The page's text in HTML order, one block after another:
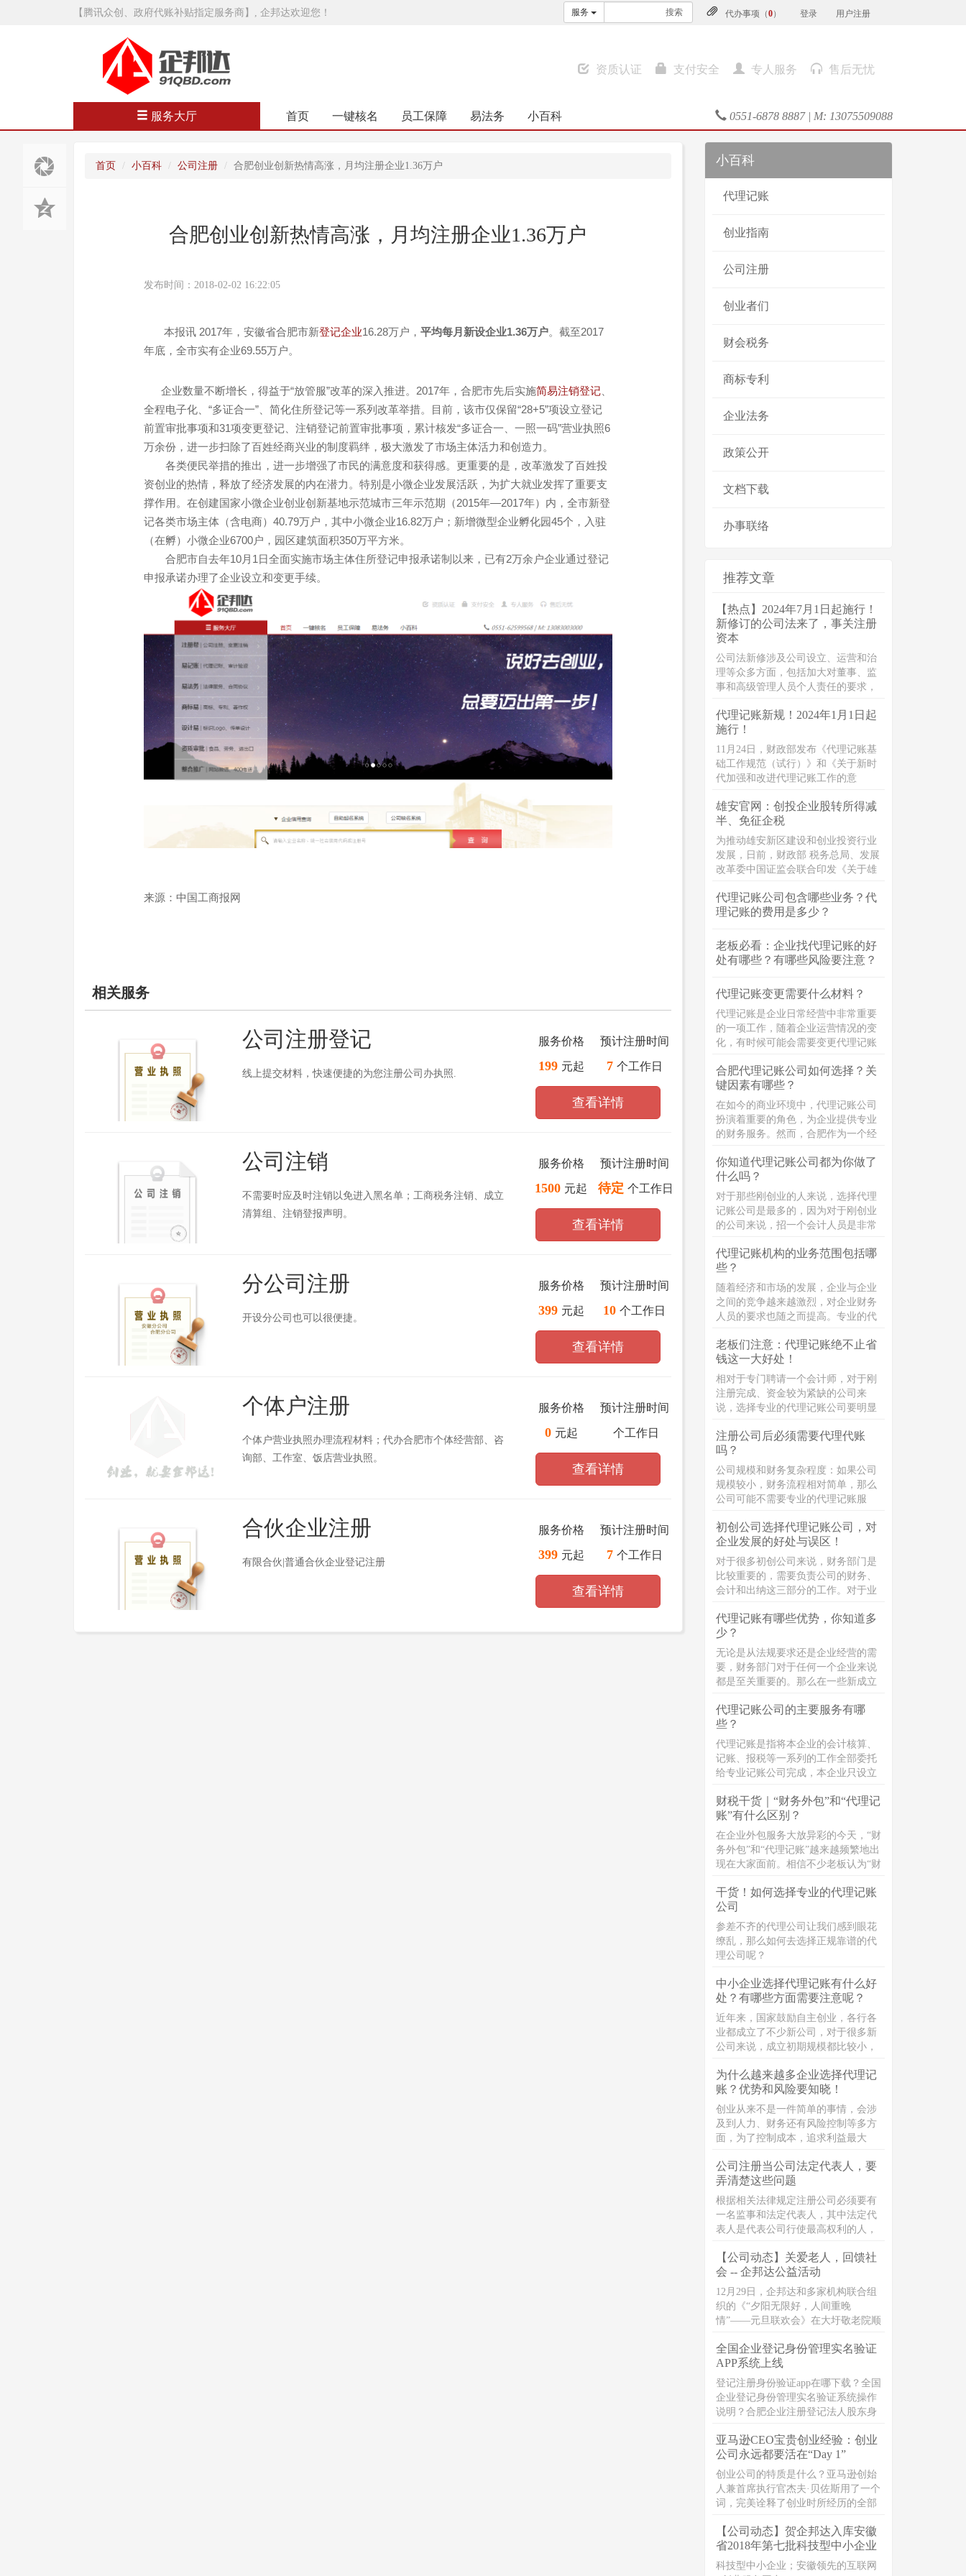
【腾讯众创、政府代账补贴指定服务商】, 企邦达欢迎您！ 代办事项（0） 登录 用户注册
服务 搜索
资质认证 支付安全 专人服务 售后无忧
服务大厅 首页 一键核名 员工保障 易法务 小百科 0551-6878 8887 | M: 13075509088
首页 小百科 公司注册 合肥创业创新热情高涨，月均注册企业1.36万户
合肥创业创新热情高涨，月均注册企业1.36万户
发布时间：2018-02-02 16:22:05
本报讯 2017年，安徽省合肥市新登记企业16.28万户， 平均每月新设企业1.36万户。截至2017
年底，全市实有企业69.55万户。
企业数量不断增长，得益于“放管服”改革的深入推进。2017年，合肥市先后实施简易注销登记、
全程电子化、“多证合一”、简化住所登记等一系列改革举措。目前，该市仅保留“28+5”项设立登记
前置审批事项和31项变更登记、注销登记前置审批事项，累计核发“多证合一、一照一码”营业执照6
万余份，进一步扫除了百姓经商兴业的制度羁绊，极大激发了市场主体活力和创造力。
各类便民举措的推出，进一步增强了市民的满意度和获得感。更重要的是，改革激发了百姓投
资创业的热情，释放了经济发展的内在潜力。特别是小微企业发展活跃，为扩大就业发挥了重要支
撑作用。在创建国家小微企业创业创新基地示范城市三年示范期（2015年—2017年）内，全市新登
记各类市场主体（含电商）40.79万户，其中小微企业16.82万户；新增微型企业孵化园45个，入驻
（在孵）小微企业6700户，园区建筑面积350万平方米。
合肥市自去年10月1日全面实施市场主体住所登记申报承诺制以来，已有2万余户企业通过登记
申报承诺办理了企业设立和变更手续。
来源：中国工商报网
相关服务
公司注册登记
线上提交材料，快速便捷的为您注册公司办执照.
服务价格
199 元起
预计注册时间
7 个工作日
查看详情
公司注销
不需要时应及时注销以免进入黑名单；工商税务注销、成立
清算组、注销登报声明。
服务价格
1500 元起
预计注册时间
待定 个工作日
查看详情
分公司注册
开设分公司也可以很便捷。
服务价格
399 元起
预计注册时间
10 个工作日
查看详情
个体户注册
个体户营业执照办理流程材料；代办合肥市个体经营部、咨
询部、工作室、饭店营业执照。
服务价格
0 元起
预计注册时间
个工作日
查看详情
合伙企业注册
有限合伙|普通合伙企业登记注册
服务价格
399 元起
预计注册时间
7 个工作日
查看详情
小百科
代理记账
创业指南
公司注册
创业者们
财会税务
商标专利
企业法务
政策公开
文档下载
办事联络
推荐文章
【热点】2024年7月1日起施行！
新修订的公司法来了，事关注册
资本
公司法新修涉及公司设立、运营和治
理等众多方面，包括加大对董事、监
事和高级管理人员个人责任的要求，
无论公司法人、股东、投资者、中高
管理层都格外关注此次新法对公司经
营乃至公司章程设计的实际影响，无
论是身处其中的法务，还是从事公司
业务的民商事律师，都需要透彻掌握
代理记账新规！2024年1月1日起
施行！
11月24日，财政部发布《代理记账基
础工作规范（试行）》和《关于新时
代加强和改进代理记账工作的意
雄安官网：创投企业股转所得减
半、免征企税
为推动雄安新区建设和创业投资行业
发展，日前，财政部 税务总局、发展
改革委中国证监会联合印发《关于雄
所得税试点政策的通知》（财税
〔2023〕40号）（以下简称《通
有关批复精神，在雄安新区试行公司
型创业投资企业的企业所得税优惠政
代理记账公司包含哪些业务？代
理记账的费用是多少？
老板必看：企业找代理记账的好
处有哪些？有哪些风险要注意？
代理记账变更需要什么材料？
代理记账是企业日常经营中非常重要
的一项工作，随着企业运营情况的变
化，有时候可能会需要变更代理记账
要准备哪些材料呢？接下来，小编将
为大家详细介绍！
合肥代理记账公司如何选择？关
键因素有哪些？
在如今的商业环境中，代理记账公司
扮演着重要的角色，为企业提供专业
的财务服务。然而，合肥作为一个经
如何选择一家优秀的代理记账公司成
为了许多企业主的难题。本文将详细
介绍选择合肥代理记账公司时需要考
虑的关键方面，帮助企业主做出明智
的决策。
你知道代理记账公司都为你做了
什么吗？
对于那些刚创业的人来说，选择代理
记账公司是最多的，因为对于刚创业
的公司来说，招一个会计人员是非常
司，选择代理记账你知道，代理记账
公司都为你做了什么吗？
代理记账机构的业务范围包括哪
些？
随着经济和市场的发展，企业与企业
之间的竞争越来越激烈，对企业财务
人员的要求也随之而提高。专业的代
对市场的风险和不确定因素作出合理
的判断，适应市场和经济的需要。那
么，代理记账机构的业务范围包括哪
些?接下来，企常青为您整理介绍：
老板们注意：代理记账绝不止省
钱这一大好处！
相对于专门聘请一个会计师，对于刚
注册完成、资金较为紧缺的公司来
说，选择专业的代理记账公司要明显
气，相应地会导致公司经营的业务较
少。如果聘请一个专职的会计师，除
了要支付几千块钱的工资以外，还得
为其缴纳社保，跟
注册公司后必须需要代理代账
吗？
公司规模和财务复杂程度：如果公司
规模较小，财务流程相对简单，那么
公司可能不需要专业的代理记账服
流程较为复杂，那么聘请专业的代理
记账公司可能会更加合适。
初创公司选择代理记账公司，对
企业发展的好处与误区！
对于很多初创公司来说，财务部门是
比较重要的，需要负责公司的财务、
会计和出纳这三部分的工作。对于业
能就是一个人来负责，但这显然是不
合规的，会给企业的财务安全带来重
大的安全隐患。财务人员挪用公款炒
股、赌博甚至是打赏主播，近年来也
屡见不鲜。
代理记账有哪些优势，你知道多
少？
无论是从法规要求还是企业经营的需
要，财务部门对于任何一个企业来说
都是至关重要的。那么在一些新成立
模小、业务简单、正处于创业初期会
自然而然地考虑选择招聘一名会计或
是兼职会计;对于规模较大的企业来
说，常常是通过直接招聘会计人员来
组建财务部门进行管理。因此很多企
记账也可称之为财务代理，是指将本
企业的会计核算、记账、报税等一系
完成，本企业只设立出纳人员，负责
日常货币收支业务和财产保管等工
作。
代理记账公司的主要服务有哪
些？
代理记账是指将本企业的会计核算、
记账、报税等一系列的工作全部委托
给专业记账公司完成，本企业只设立
财产保管等工作的管理活动。代理记
账的业务内容主要包括:审核原始凭
证，代制记账凭证，编制会计账簿，
编制会计报表，纳税申报，编制季度
财务分析报告；财税政策推广，财税
财税干货｜“财务外包”和“代理记
账”有什么区别？
在企业外包服务大放异彩的今天，“财
务外包”和“代理记账”越来越频繁地出
现在大家面前。相信不少老板认为“财
务，通过第三方机构打理公司的财
务，两者只是名义上的不同。其
实，“财务外包"和“代理记账"有很大
的区别。
干货！如何选择专业的代理记账
公司
参差不齐的代理公司让我们感到眼花
缭乱，那么如何去选择正规靠谱的代
理公司呢？
中小企业选择代理记账有什么好
处？有哪些方面需要注意呢？
近年来，国家鼓励自主创业，各行各
业都成立了不少新公司，对于很多新
公司来说，成立初期规模都比较小，
系列难题，一些公司还面临较为沉重
的资金压力。对于新成立的公司来
说，为了节约企业经营成本，又保证
企业记账报税质量，把工商税务问题
交给代理记账公司来打理，专业的事
的选择。
为什么越来越多企业选择代理记
账？优势和风险要知晓！
创业从来不是一件简单的事情，会涉
及到人力、财务还有风险控制等多方
面，为了控制成本，追求利益最大
那代理记账是什么呢？
公司注册当公司法定代表人，要
弄清楚这些问题
根据相关法律规定注册公司必须要有
一名监事和法定代表人，其中法定代
表人是代表公司行使最高权利的人，
编整理了公司法定代表人相关问题整
理，一起来看下吧。
【公司动态】关爱老人，回馈社
会 -- 企邦达公益活动
12月29日，企邦达和多家机构联合组
织的《“夕阳无限好，人间重晚
情”——元旦联欢会》在大圩敬老院顺
在元旦之前，一起带着爱心礼品，以
及真诚的祝福，走进敬老院，献爱
心，暖人心
全国企业登记身份管理实名验证
APP系统上线
登记注册身份验证app在哪下载？全国
企业登记身份管理实名验证系统操作
说明？合肥企业注册登记法人股东身
亚马逊CEO宝贵创业经验：创业
公司永远都要活在“Day 1”
创业公司的特质是什么？亚马逊创始
人兼首席执行官杰夫·贝佐斯用了一个
词，完美诠释了创业时所经历的全部
1”，也就是每天都要像创业第一天那
样运营公司。
【公司动态】贺企邦达入库安徽
省2018年第七批科技型中小企业
科技型中小企业；安徽领先的互联网